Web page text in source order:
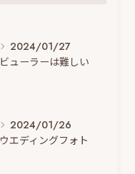
2024/01/27
ビューラーは難しい
2024/01/26
ウエディングフォト